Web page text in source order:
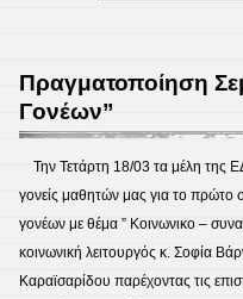
Πραγματοποίηση
Γονέων”
Την Τετάρτη 18/03 τα μέλη της
γονείς μαθητών μας για το πρώτο
γονέων με θέμα ” Κοινωνικο –
κοινωνική λειτουργός κ. Σοφία
Καραϊσαρίδου παρέχοντας τις